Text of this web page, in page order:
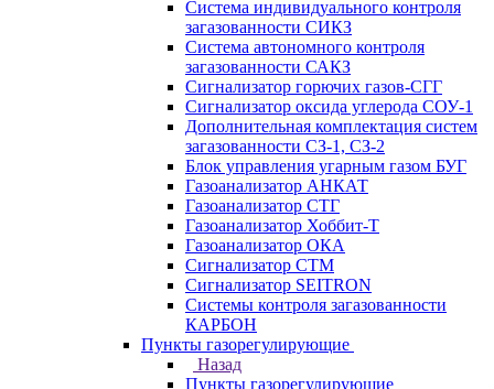
Система индивидуального контроля
загазованности СИКЗ
Система автономного контроля
загазованности САКЗ
Сигнализатор горючих газов-СГГ
Сигнализатор оксида углерода СОУ-1
Дополнительная комплектация систем
загазованности СЗ-1, СЗ-2
Блок управления угарным газом БУГ
Газоанализатор АНКАТ
Газоанализатор СТГ
Газоанализатор Хоббит-Т
Газоанализатор ОКА
Сигнализатор СТМ
Сигнализатор SEITRON
Системы контроля загазованности
КАРБОН
Пункты газорегулирующие
Назад
Пункты газорегулирующие